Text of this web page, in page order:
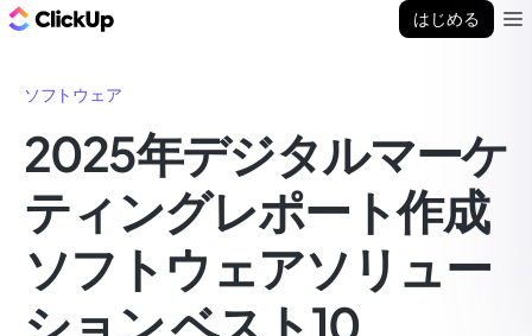
はじめる
ソフトウェア
2025年デジタルマーケ
ティングレポート作成
ソフトウェアソリュー
ション ベスト10